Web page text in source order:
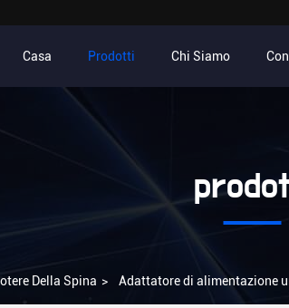
Casa Prodotti Chi Siamo
Della Spina > Adattatore di alimentazione